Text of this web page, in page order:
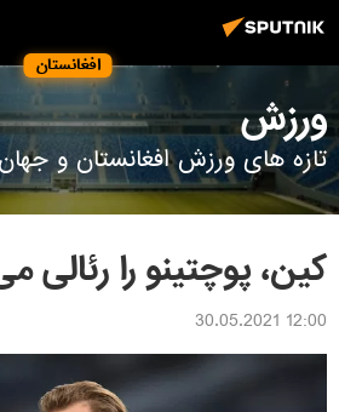
افغانستان
ورزش
تازه های ورزش افغانستان و جهان
کین، پوچتینو را رئالی
12:00 30.05.2021